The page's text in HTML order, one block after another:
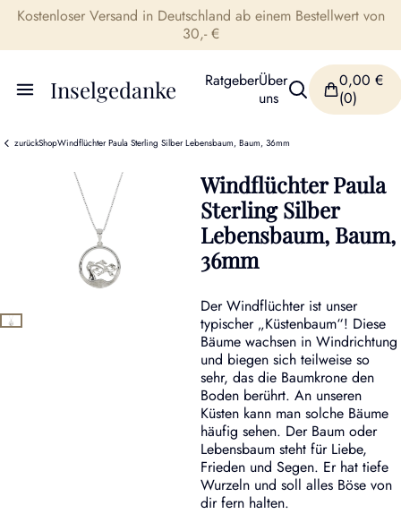
Kostenloser Versand in Deutschland ab einem Bestellwert von
30,- €
Inselgedanke RatgeberÜber
uns
0,00 €
(0)
zurückShopWindflüchter Paula Sterling Silber Lebensbaum, Baum, 36mm
Windflüchter Paula
Sterling Silber
Lebensbaum, Baum,
36mm
Der Windflüchter ist unser
typischer „Küstenbaum“! Diese
Bäume wachsen in Windrichtung
und biegen sich teilweise so
sehr, das die Baumkrone den
Boden berührt. An unseren
Küsten kann man solche Bäume
häufig sehen. Der Baum oder
Lebensbaum steht für Liebe,
Frieden und Segen. Er hat tiefe
Wurzeln und soll alles Böse von
dir fern halten.